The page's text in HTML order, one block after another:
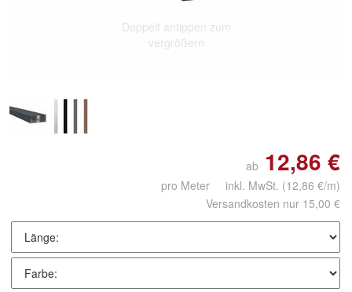
Doppelt antippen zum
vergrößern
ab 12,86 €
pro Meter inkl. MwSt. (12,86 €/m)
Versandkosten nur 15,00 €